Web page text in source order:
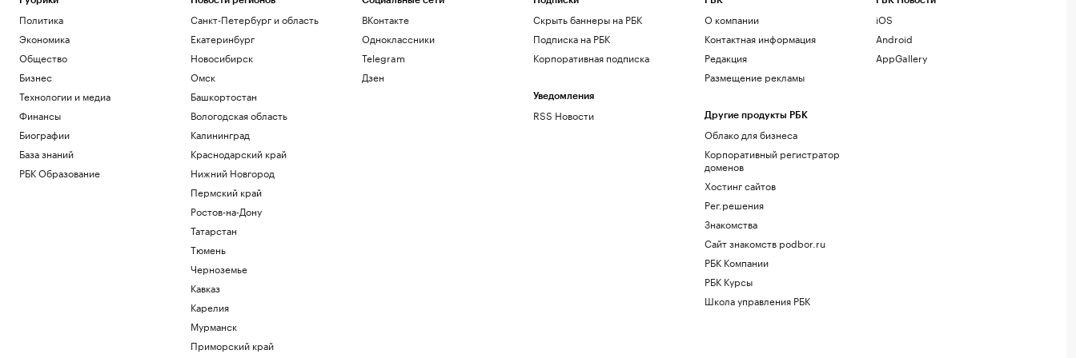
Политика
Экономика
Общество
Бизнес
Технологии и медиа
Финансы
Биографии
База знаний
РБК Образование
Санкт-Петербург и область
Екатеринбург
Новосибирск
Омск
Башкортостан
Вологодская область
Калининград
Краснодарский край
Нижний Новгород
Пермский край
Ростов-на-Дону
Татарстан
Тюмень
Черноземье
Кавказ
Карелия
Мурманск
Приморский край
ВКонтакте
Одноклассники
Telegram
Дзен
Скрыть баннеры на РБК
Подписка на РБК
Корпоративная подписка
Уведомления
RSS Новости
О компании
Контактная информация
Редакция
Размещение рекламы
Другие продукты РБК
Облако для бизнеса
Корпоративный регистратор
доменов
Хостинг сайтов
Рег.решения
Знакомства
Сайт знакомств podbor.ru
РБК Компании
РБК Курсы
Школа управления РБК
iOS
Android
AppGallery